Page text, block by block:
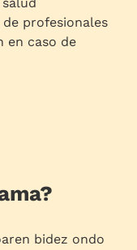
profesionales
en caso de
bidez ondo